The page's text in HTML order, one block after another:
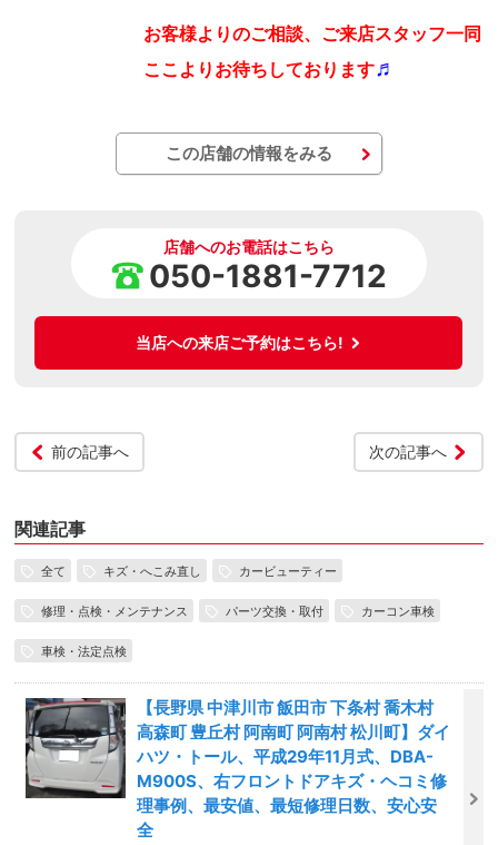
お客様よりのご相談、ご来店スタッフ一同
ここよりお待ちしております♬
この店舗の情報をみる
店舗へのお電話はこちら
050-1881-7712
当店への来店ご予約はこちら!
前の記事へ 次の記事へ
関連記事
全て キズ・へこみ直し カービューティー
修理・点検・メンテナンス パーツ交換・取付 カーコン車検
車検・法定点検
【長野県 中津川市 飯田市 下条村 喬木村
高森町 豊丘村 阿南町 阿南村 松川町】ダイ
ハツ・トール、平成29年11月式、DBA-
M900S、右フロントドアキズ・ヘコミ修
理事例、最安値、最短修理日数、安心安
全